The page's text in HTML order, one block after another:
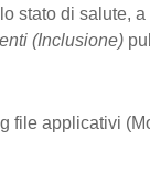
stato di salute,
(Inclusione)
file applicativi